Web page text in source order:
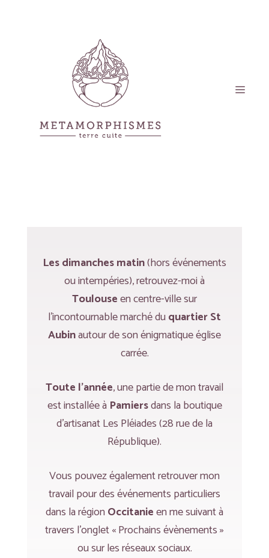
Les dimanches matin(hors événements
ou intempéries), retrouvez-moi à
Toulouseen centre-ville sur
l’incontournable marché du quartier St
Aubinautour de son énigmatique église
carrée.
Toute l’année, une partie de mon travail
est installée à Pamiersdans la boutique
d’artisanat Les Pléiades (28 rue de la
République).
Vous pouvez également retrouver mon
travail pour des événements particuliers
dans la régionOccitanieen me suivant à
travers l’onglet « Prochains évènements »
ou sur les réseaux sociaux.